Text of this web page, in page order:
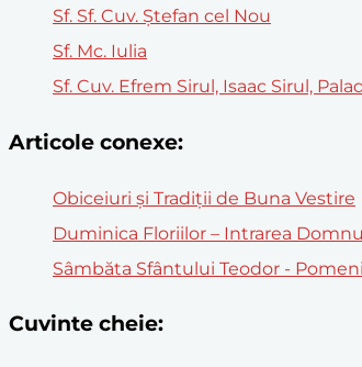
Sf. Sf. Cuv. Ştefan cel Nou
Sf. Mc. Iulia
Sf. Cuv. Efrem Sirul, Isaac Sirul,
Articole conexe:
Obiceiuri și Tradiții de Buna Vestire
Duminica Floriilor – Intrarea
Sâmbăta Sfântului Teodor -
Cuvinte cheie: